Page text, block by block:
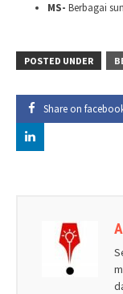
MS- Berbagai
POSTED UNDER
Share on